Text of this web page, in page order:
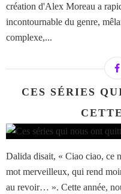
création d'Alex Moreau a
incontournable du genre,
complexe,...
CES SÉRIES
Dalida disait, « Ciao ciao, ce
mot merveilleux, qui rend
au revoir… ». Cette année,